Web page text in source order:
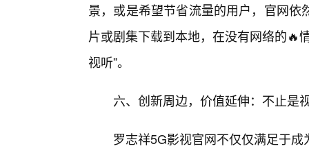
景，或是希望节省流量的用户，官网
片或剧集下载到本地，在没有网络的🔥
视听”。
六、创新周边，价值延伸：不止是
罗志祥5G影视官网不仅仅满足于